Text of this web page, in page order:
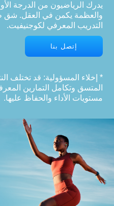
يدرك الرياضيون من الدرجة
والعظمة يكمن في العقل. شق
التدريب المعرفي لكوجنيفيت.
إتصل بنا
* إخلاء المسؤولية: قد تختلف
المتسق وتكامل التمارين
مستويات الأداء والحفاظ عليها.